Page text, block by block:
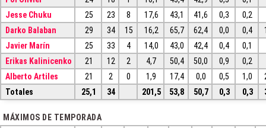
Jesse Chuku
25 23 8 17,6 43,1 41,6 0,3
0,2
Darko Balaban
29 34 15 16,2 65,7 62,4 0,0 0,4
Javier Marín
25 33 4 14,0 43,0 42,4 0,4
0,1
Erikas Kalinicenko
21 12 2 4,7 50,4 50,0 0,9
0,2
Alberto Artiles
21 2 0 1,9 17,4 0,0 0,5 1,0
Totales
25,1 34 201,5 53,8 50,7 0,3 0,3
MÁXIMOS DE TEMPORADA